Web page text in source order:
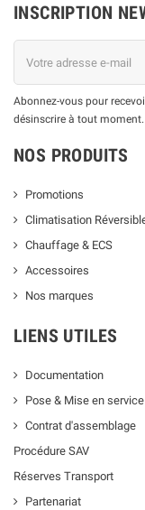
INSCRIPTION
Abonnez-vous pour
désinscrire à tout moment.
NOS PRODUITS
Promotions
Climatisation
Chauffage & ECS
Accessoires
Nos marques
LIENS UTILES
Documentation
Pose & Mise en service
Contrat d'assemblage
Procédure SAV
Réserves Transport
Partenariat